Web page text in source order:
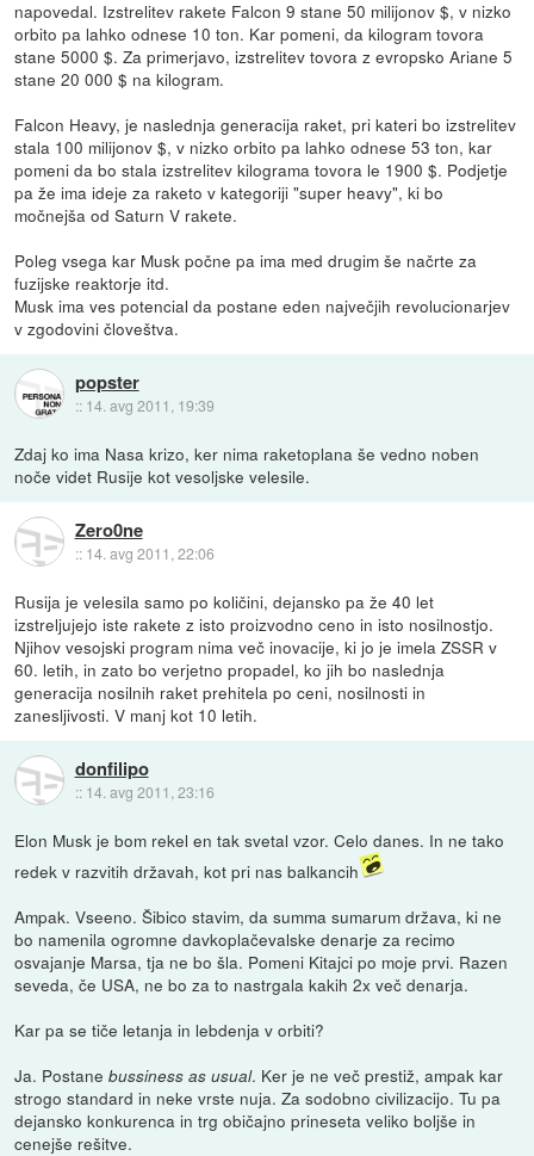
napovedal. Izstrelitev rakete Falcon 9 stane 50 milijonov $, v nizko
orbito pa lahko odnese 10 ton. Kar pomeni, da kilogram tovora
stane 5000 $. Za primerjavo, izstrelitev tovora z evropsko Ariane 5
stane 20 000 $ na kilogram.
Falcon Heavy, je naslednja generacija raket, pri kateri bo izstrelitev
stala 100 milijonov $, v nizko orbito pa lahko odnese 53 ton, kar
pomeni da bo stala izstrelitev kilograma tovora le 1900 $. Podjetje
pa že ima ideje za raketo v kategoriji "super heavy", ki bo
močnejša od Saturn V rakete.
Poleg vsega kar Musk počne pa ima med drugim še načrte za
fuzijske reaktorje itd.
Musk ima ves potencial da postane eden največjih revolucionarjev
v zgodovini človeštva.
popster
:: 14. avg 2011, 19:39
Zdaj ko ima Nasa krizo, ker nima raketoplana še vedno noben
noče videt Rusije kot vesoljske velesile.
Zero0ne
:: 14. avg 2011, 22:06
Rusija je velesila samo po količini, dejansko pa že 40 let
izstreljujejo iste rakete z isto proizvodno ceno in isto nosilnostjo.
Njihov vesojski program nima več inovacije, ki jo je imela ZSSR v
60. letih, in zato bo verjetno propadel, ko jih bo naslednja
generacija nosilnih raket prehitela po ceni, nosilnosti in
zanesljivosti. V manj kot 10 letih.
donfilipo
:: 14. avg 2011, 23:16
Elon Musk je bom rekel en tak svetal vzor. Celo danes. In ne tako
redek v razvitih državah, kot pri nas balkancih
Ampak. Vseeno. Šibico stavim, da summa sumarum država, ki ne
bo namenila ogromne davkoplačevalske denarje za recimo
osvajanje Marsa, tja ne bo šla. Pomeni Kitajci po moje prvi. Razen
seveda, če USA, ne bo za to nastrgala kakih 2x več denarja.
Kar pa se tiče letanja in lebdenja v orbiti?
Ja. Postanebussiness as usual. Ker je ne več prestiž, ampak kar
strogo standard in neke vrste nuja. Za sodobno civilizacijo. Tu pa
dejansko konkurenca in trg običajno prineseta veliko boljše in
cenejše rešitve.